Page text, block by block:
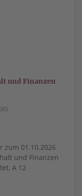
und Finanzen
zum 01.10.2026
und Finanzen
A 12